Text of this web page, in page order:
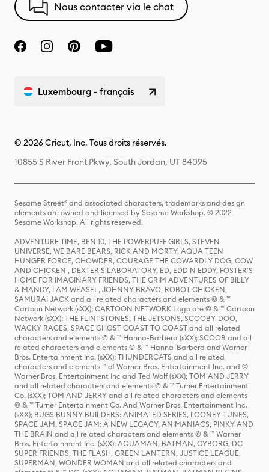
Nous contacter via le chat
Luxembourg - français
© 2026 Cricut, Inc. Tous droits réservés.
10855 S River Front Pkwy, South Jordan, UT 84095
Sesame Street® and associated characters, trademarks and design
elements are owned and licensed by Sesame Workshop. © 2022
Sesame Workshop. All rights reserved.
ADVENTURE TIME, BEN 10, THE POWERPUFF GIRLS, STEVEN
UNIVERSE, WE BARE BEARS, RICK AND MORTY, AQUA TEEN
HUNGER FORCE, CHOWDER, COURAGE THE COWARDLY DOG, COW
AND CHICKEN , DEXTER'S LABORATORY, ED, EDD N EDDY, FOSTER'S
HOME FOR IMAGINARY FRIENDS, THE GRIM ADVENTURES OF BILLY
& MANDY, I AM WEASEL, JOHNNY BRAVO, ROBOT CHICKEN,
SAMURAI JACK and all related characters and elements © & ™
Cartoon Network (sXX); CARTOON NETWORK Logo are © & ™ Cartoon
Network (sXX); THE FLINTSTONES, THE JETSONS, SCOOBY-DOO,
WACKY RACES, SPACE GHOST COAST TO COAST and all related
characters and elements © & ™ Hanna-Barbera (sXX); SCOOB and all
related characters and elements © & ™ Hanna-Barbera and Warner
Bros. Entertainment Inc. (sXX); THUNDERCATS and all related
characters and elements ™ of Warner Bros. Entertainment Inc. and ©
Warner Bros. Entertainment Inc and Ted Wolf (sXX); TOM AND JERRY
and all related characters and elements © & ™ Turner Entertainment
Co. (sXX); TOM AND JERRY and all related characters and elements
© & ™ Turner Entertainment Co. And Warner Bros. Entertainment Inc.
(sXX); BUGS BUNNY BUILDERS: ANIMATED SERIES, LOONEY TUNES,
SPACE JAM, SPACE JAM: A NEW LEGACY, ANIMANIACS, PINKY AND
THE BRAIN and all related characters and elements © & ™ Warner
Bros. Entertainment Inc. (sXX); AQUAMAN, BATMAN, CYBORG, DC
SUPER FRIENDS, THE FLASH, GREEN LANTERN, JUSTICE LEAGUE,
SUPERMAN, WONDER WOMAN and all related characters and